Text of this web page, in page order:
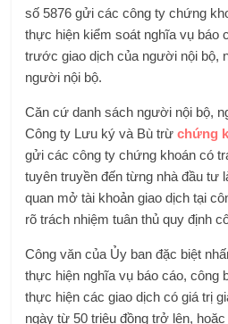
số 5876 gửi các công ty chứng
thực hiện kiểm soát nghĩa vụ báo
trước giao dịch của người nội bộ,
người nội bộ.
Căn cứ danh sách người nội bộ,
Công ty Lưu ký và Bù trừchứng
gửi các công ty chứng khoán có
tuyên truyền đến từng nhà đầu tư
quan mở tài khoản giao dịch tại
rõ trách nhiệm tuân thủ quy định
Công văn của Ủy ban đặc biệt
thực hiện nghĩa vụ báo cáo, công
thực hiện các giao dịch có giá trị
ngày từ 50 triệu đồng trở lên,